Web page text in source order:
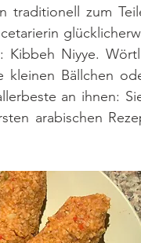
traditionell zum
Kibbeh Niyye.
kleinen Bällchen
an ihnen:
arabischen